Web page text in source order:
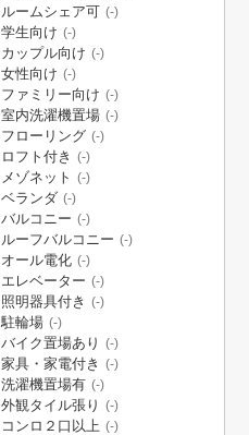
ルームシェア可 (-)
学生向け (-)
カップル向け (-)
女性向け (-)
ファミリー向け (-)
室内洗濯機置場 (-)
フローリング (-)
ロフト付き (-)
メゾネット (-)
ベランダ (-)
バルコニー (-)
ルーフバルコニー (-)
オール電化 (-)
エレベーター (-)
照明器具付き (-)
駐輪場 (-)
バイク置場あり (-)
家具・家電付き (-)
洗濯機置場有 (-)
外観タイル張り (-)
コンロ２口以上 (-)